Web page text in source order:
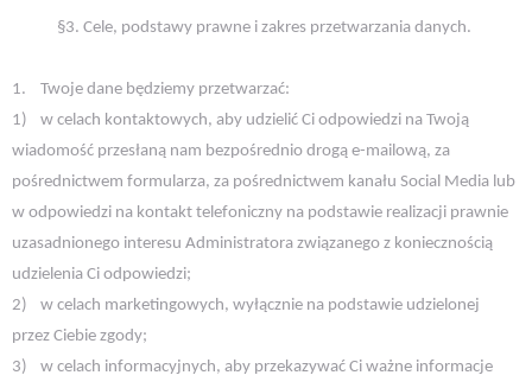
§3. Cele, podstawy prawne i zakres przetwarzania danych.
1.
Twoje dane będziemy przetwarzać:
1)
w celach kontaktowych, aby udzielić Ci odpowiedzi na Twoją
wiadomość przesłaną nam bezpośrednio drogą e-mailową, za
pośrednictwem formularza, za pośrednictwem kanału Social Media lub
w odpowiedzi na kontakt telefoniczny na podstawie realizacji prawnie
uzasadnionego interesu Administratora związanego z koniecznością
udzielenia Ci odpowiedzi;
2)
w celach marketingowych, wyłącznie na podstawie udzielonej
przez Ciebie zgody;
3)
w celach informacyjnych, aby przekazywać Ci ważne informacje